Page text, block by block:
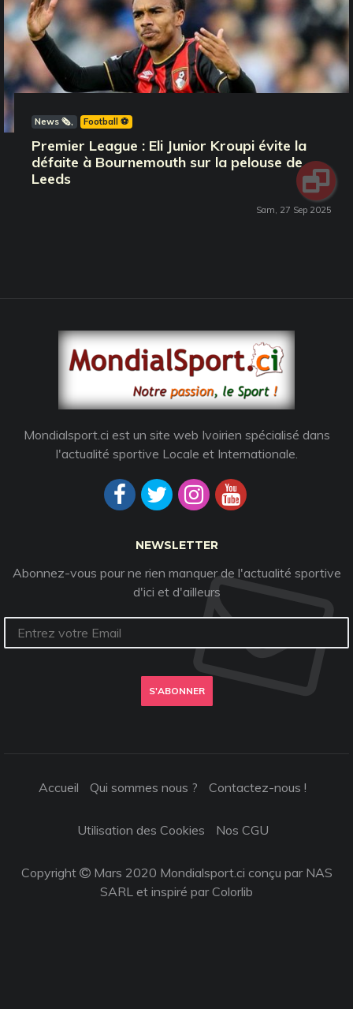
News 🗞️ Football ⚽️
Premier League : Eli Junior Kroupi évite la
défaite à Bournemouth sur la pelouse de
Leeds
Sam, 27 Sep 2025
Mondialsport.ci est un site web Ivoirien spécialisé dans
l'actualité sportive Locale et Internationale.
NEWSLETTER
Abonnez-vous pour ne rien manquer de l'actualité sportive
d'ici et d'ailleurs
S'ABONNER
Accueil Qui sommes nous ? Contactez-nous !
Utilisation des Cookies Nos CGU
Copyright
Mars 2020 Mondialsport.ci conçu par NAS
SARL et inspiré parColorlib